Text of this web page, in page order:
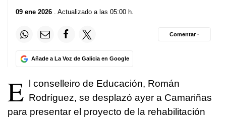
09 ene 2026 . Actualizado a las 05:00 h.
Añade a La Voz de Galicia en Google
Comentar ·
E
l conselleiro de Educación, Román
Rodríguez, se desplazó ayer a Camariñas
para presentar el proyecto de la rehabilitación